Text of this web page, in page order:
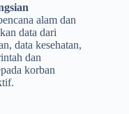
alam dan
data dari
data kesehatan,
dan
korban